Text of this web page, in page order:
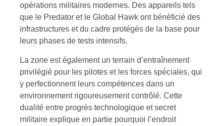
opérations militaires modernes. Des appareils tels
que le Predator et le Global Hawk ont bénéficié des
infrastructures et du cadre protégés de la base pour
leurs phases de tests intensifs.
La zone est également un terrain d’entraînement
privilégié pour les pilotes et les forces spéciales, qui
y perfectionnent leurs compétences dans un
environnement rigoureusement contrôlé. Cette
dualité entre progrès technologique et secret
militaire explique en partie pourquoi l’endroit